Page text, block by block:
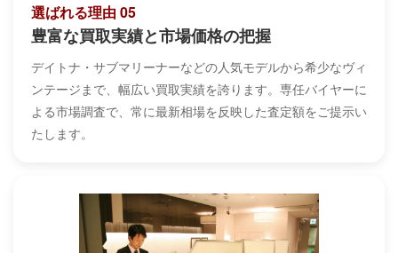
選ばれる理由 05
豊富な買取実績と市場価格の把握
デイトナ・サブマリーナーなどの人気モデルから希少なヴィ
ンテージまで、幅広い買取実績を誇ります。専任バイヤーに
よる市場調査で、常に最新相場を反映した査定額をご提示い
たします。